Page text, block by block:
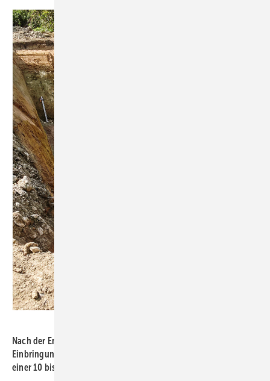
Nach der Entnahme des alten Öltanks wurde die Baugrube für die
Einbringung des ­neuen Fertigteil-Pelletspeichers vorbereitet: mit
­einer 10 bis 20 cm hohen Sandauflage.